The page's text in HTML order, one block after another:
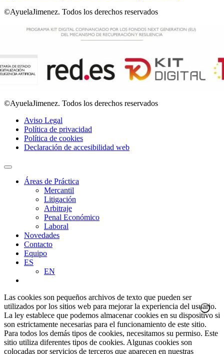
©AyuelaJimenez. Todos los derechos reservados
©AyuelaJimenez. Todos los derechos reservados
Aviso Legal
Política de privacidad
Política de cookies
Declaración de accesibilidad web
Áreas de Práctica
Mercantil
Litigación
Arbitraje
Penal Económico
Laboral
Novedades
Contacto
Equipo
ES
EN
Las cookies son pequeños archivos de texto que pueden ser
utilizados por los sitios web para mejorar la experiencia del usuario.
La ley establece que podemos almacenar cookies en su dispositivo si
son estrictamente necesarias para el funcionamiento de este sitio.
Para todos los demás tipos de cookies, necesitamos su permiso. Este
sitio utiliza diferentes tipos de cookies. Algunas cookies son
colocadas por servicios de terceros que aparecen en nuestras